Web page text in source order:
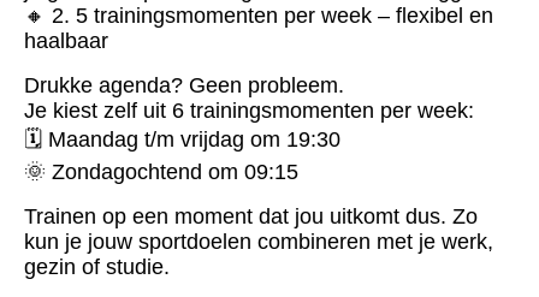
🔸 2. 5 trainingsmomenten per week – flexibel en
haalbaar
Drukke agenda? Geen probleem.
Je kiest zelf uit 6 trainingsmomenten per week:
🗓 Maandag t/m vrijdag om 19:30
🌞 Zondagochtend om 09:15
Trainen op een moment dat jou uitkomt dus. Zo
kun je jouw sportdoelen combineren met je werk,
gezin of studie.